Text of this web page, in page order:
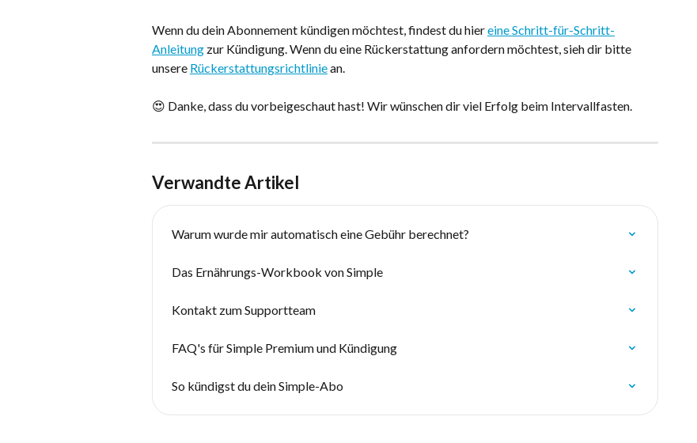
Wenn du dein Abonnement kündigen möchtest, findest du hier eine Schritt-für-Schritt-
Anleitung zur Kündigung. Wenn du eine Rückerstattung anfordern möchtest, sieh dir bitte
unsere Rückerstattungsrichtlinie an.
😍 Danke, dass du vorbeigeschaut hast! Wir wünschen dir viel Erfolg beim Intervallfasten.
Verwandte Artikel
Warum wurde mir automatisch eine Gebühr berechnet?
Das Ernährungs-Workbook von Simple
Kontakt zum Supportteam
FAQ's für Simple Premium und Kündigung
So kündigst du dein Simple-Abo